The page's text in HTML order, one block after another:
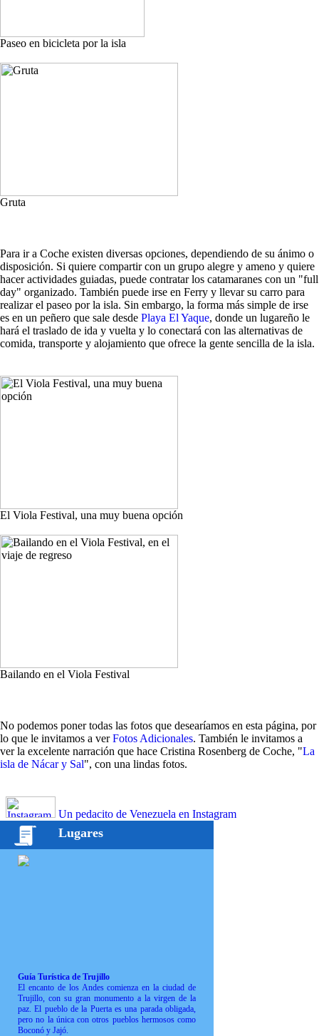
Paseo en bicicleta por la isla
Gruta
Para ir a Coche existen diversas opciones, dependiendo de su ánimo o
disposición. Si quiere compartir con un grupo alegre y ameno y quiere
hacer actividades guiadas, puede contratar los catamaranes con un "full
day" organizado. También puede irse en Ferry y llevar su carro para
realizar el paseo por la isla. Sin embargo, la forma más simple de irse
es en un peñero que sale desde Playa El Yaque, donde un lugareño le
hará el traslado de ida y vuelta y lo conectará con las alternativas de
comida, transporte y alojamiento que ofrece la gente sencilla de la isla.
El Viola Festival, una muy buena opción
Bailando en el Viola Festival
No podemos poner todas las fotos que desearíamos en esta página, por
lo que le invitamos a verFotos Adicionales. También le invitamos a
ver la excelente narración que hace Cristina Rosenberg de Coche, "La
isla de Nácar y Sal", con una lindas fotos.
Un pedacito de Venezuela en Instagram
Lugares
Guía Turística de Trujillo
El encanto de los Andes comienza en la ciudad de
Trujillo, con su gran monumento a la virgen de la
paz. El pueblo de la Puerta es una parada obligada,
pero no la única con otros pueblos hermosos como
Boconó y Jajó.